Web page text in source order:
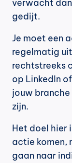
verwacht
gedijt.
Je moet een
regelmatig
rechtstreeks
op LinkedIn
jouw
zijn.
Het doel hier
actie komen,
gaan naar